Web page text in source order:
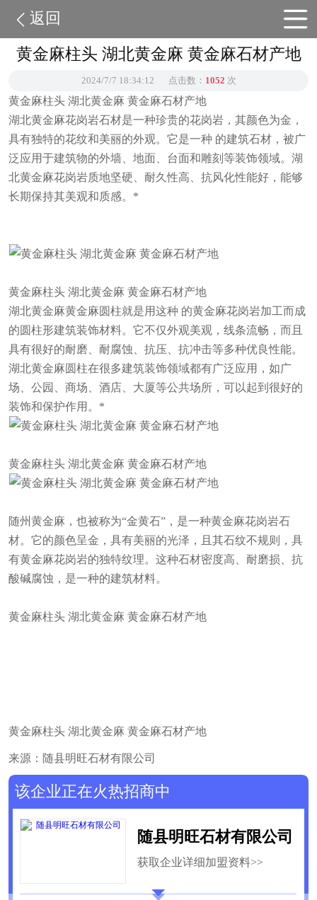
返回
黄金麻柱头 湖北黄金麻 黄金麻石材产地
2024/7/7 18:34:12 点击数： 1052 次
黄金麻柱头 湖北黄金麻 黄金麻石材产地
湖北黄金麻花岗岩石材是一种珍贵的花岗岩，其颜色为金，
具有独特的花纹和美丽的外观。它是一种 的建筑石材，被广
泛应用于建筑物的外墙、地面、台面和雕刻等装饰领域。湖
北黄金麻花岗岩质地坚硬、耐久性高、抗风化性能好，能够
长期保持其美观和质感。*
黄金麻柱头 湖北黄金麻 黄金麻石材产地
湖北黄金麻黄金麻圆柱就是用这种 的黄金麻花岗岩加工而成
的圆柱形建筑装饰材料。它不仅外观美观，线条流畅，而且
具有很好的耐磨、耐腐蚀、抗压、抗冲击等多种优良性能。
湖北黄金麻圆柱在很多建筑装饰领域都有广泛应用，如广
场、公园、商场、酒店、大厦等公共场所，可以起到很好的
装饰和保护作用。*
黄金麻柱头 湖北黄金麻 黄金麻石材产地
随州黄金麻，也被称为“金黄石”，是一种黄金麻花岗岩石
材。它的颜色呈金，具有美丽的光泽，且其石纹不规则，具
有黄金麻花岗岩的独特纹理。这种石材密度高、耐磨损、抗
酸碱腐蚀，是一种的建筑材料。
黄金麻柱头 湖北黄金麻 黄金麻石材产地
黄金麻柱头 湖北黄金麻 黄金麻石材产地
来源：随县明旺石材有限公司
该企业正在火热招商中
随县明旺石材有限公司
获取企业详细加盟资料>>